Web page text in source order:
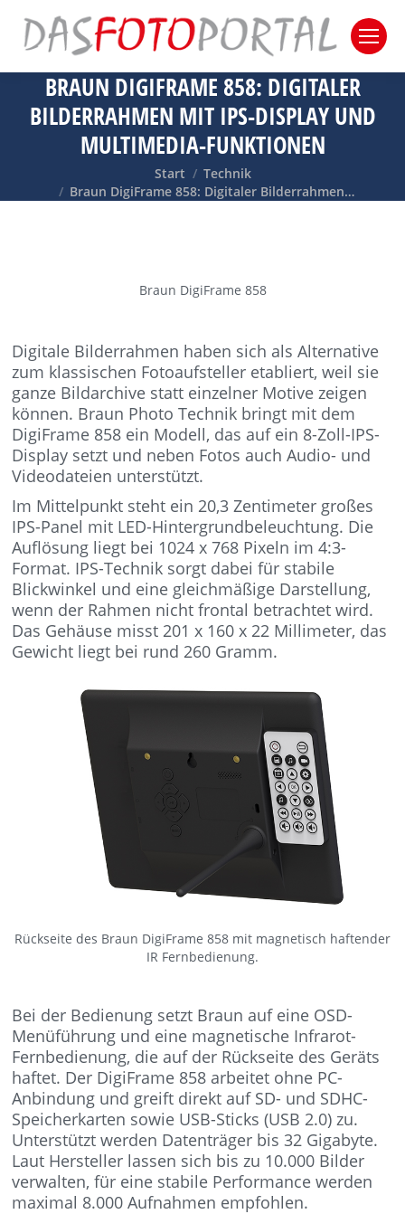
BRAUN DIGIFRAME 858: DIGITALER
BILDERRAHMEN MIT IPS-DISPLAY UND
MULTIMEDIA-FUNKTIONEN
Sie befinden sich hier:
Start
Technik
Braun DigiFrame 858: Digitaler Bilderrahmen…
Braun DigiFrame 858
Digitale Bilderrahmen haben sich als Alternative
zum klassischen Fotoaufsteller etabliert, weil sie
ganze Bildarchive statt einzelner Motive zeigen
können. Braun Photo Technik bringt mit dem
DigiFrame 858 ein Modell, das auf ein 8-Zoll-IPS-
Display setzt und neben Fotos auch Audio- und
Videodateien unterstützt.
Im Mittelpunkt steht ein 20,3 Zentimeter großes
IPS-Panel mit LED-Hintergrundbeleuchtung. Die
Auflösung liegt bei 1024 x 768 Pixeln im 4:3-
Format. IPS-Technik sorgt dabei für stabile
Blickwinkel und eine gleichmäßige Darstellung,
wenn der Rahmen nicht frontal betrachtet wird.
Das Gehäuse misst 201 x 160 x 22 Millimeter, das
Gewicht liegt bei rund 260 Gramm.
Rückseite des Braun DigiFrame 858 mit magnetisch haftender
IR Fernbedienung.
Bei der Bedienung setzt Braun auf eine OSD-
Menüführung und eine magnetische Infrarot-
Fernbedienung, die auf der Rückseite des Geräts
haftet. Der DigiFrame 858 arbeitet ohne PC-
Anbindung und greift direkt auf SD- und SDHC-
Speicherkarten sowie USB-Sticks (USB 2.0) zu.
Unterstützt werden Datenträger bis 32 Gigabyte.
Laut Hersteller lassen sich bis zu 10.000 Bilder
verwalten, für eine stabile Performance werden
maximal 8.000 Aufnahmen empfohlen.